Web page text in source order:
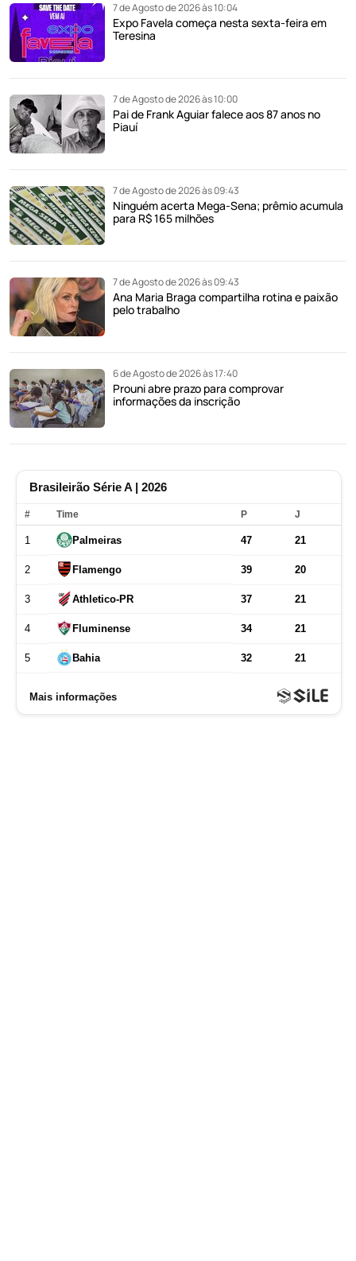
7 de Agosto de 2026 às 10:04
Expo Favela começa nesta sexta-feira em
Teresina
7 de Agosto de 2026 às 10:00
Pai de Frank Aguiar falece aos 87 anos no
Piauí
7 de Agosto de 2026 às 09:43
Ninguém acerta Mega-Sena; prêmio acumula
para R$ 165 milhões
7 de Agosto de 2026 às 09:43
Ana Maria Braga compartilha rotina e paixão
pelo trabalho
6 de Agosto de 2026 às 17:40
Prouni abre prazo para comprovar
informações da inscrição